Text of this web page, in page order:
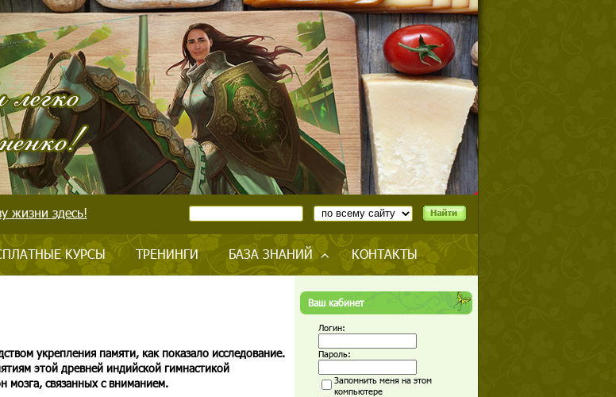
жизни здесь!
КУРСЫ ТРЕНИНГИ БАЗА ЗНАНИЙ КОНТАКТЫ
укрепления памяти, как показало исследование.
этой древней индийской гимнастикой
мозга, связанных с вниманием.
Ваш кабинет
Логин:
Пароль:
Запомнить меня на этом
компьютере